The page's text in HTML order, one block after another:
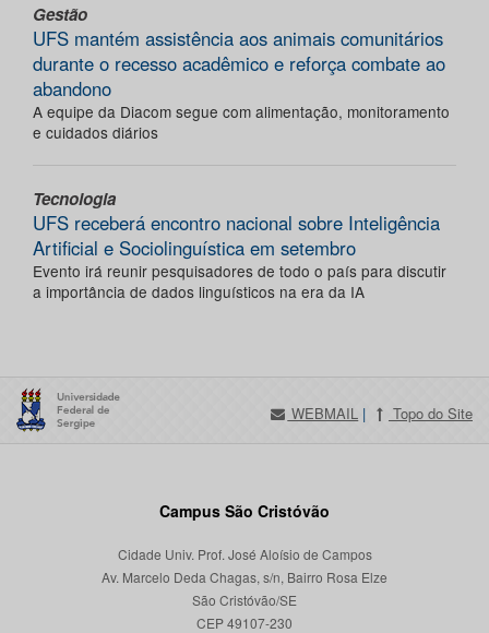
Gestão
UFS mantém assistência aos animais comunitários
durante o recesso acadêmico e reforça combate ao
abandono
A equipe da Diacom segue com alimentação, monitoramento
e cuidados diários
Tecnologia
UFS receberá encontro nacional sobre Inteligência
Artificial e Sociolinguística em setembro
Evento irá reunir pesquisadores de todo o país para discutir
a importância de dados linguísticos na era da IA
WEBMAIL | Topo do Site
Campus São Cristóvão
Cidade Univ. Prof. José Aloísio de Campos
Av. Marcelo Deda Chagas, s/n, Bairro Rosa Elze
São Cristóvão/SE
CEP 49107-230